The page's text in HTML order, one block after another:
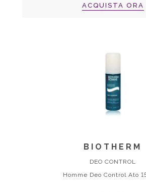
ACQUISTA ORA
BIOTHERM
DEO CONTROL
Homme Deo Control Ato